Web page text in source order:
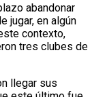
abandonar
jugar, en algún
contexto,
tres clubes de
llegar sus